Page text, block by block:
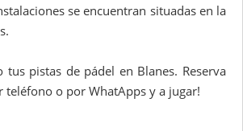
se encuentran situadas en la
tus pistas de pádel en Blanes. Reserva
o por WhatApps y a jugar!